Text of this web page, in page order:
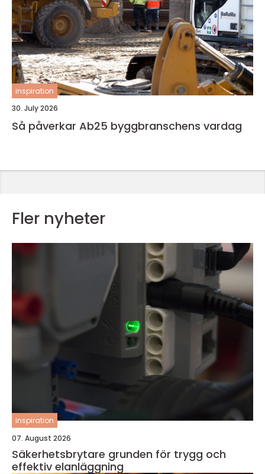
inspiration
30. July 2026
Så påverkar Ab25 byggbranschens vardag
Fler nyheter
inspiration
07. August 2026
Säkerhetsbrytare grunden för trygg och
effektiv elanläggning